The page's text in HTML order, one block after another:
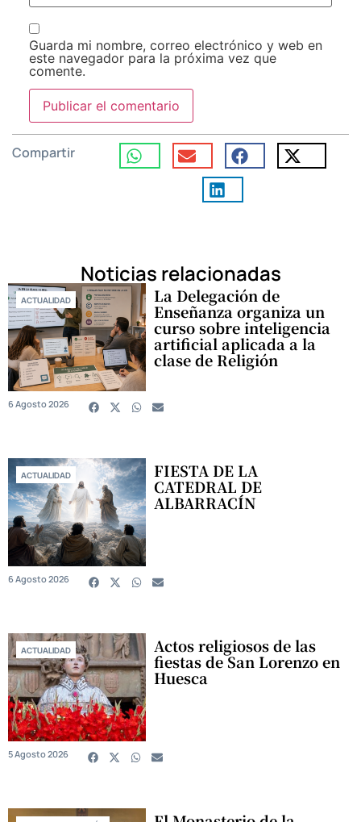
Guarda mi nombre, correo electrónico y web en
este navegador para la próxima vez que
comente.
Compartir
Noticias relacionadas
ACTUALIDAD La Delegación de
Enseñanza organiza un
curso sobre inteligencia
artificial aplicada a la
clase de Religión
6 Agosto 2026
ACTUALIDAD FIESTA DE LA
CATEDRAL DE
ALBARRACÍN
6 Agosto 2026
ACTUALIDAD Actos religiosos de las
fiestas de San Lorenzo en
Huesca
5 Agosto 2026